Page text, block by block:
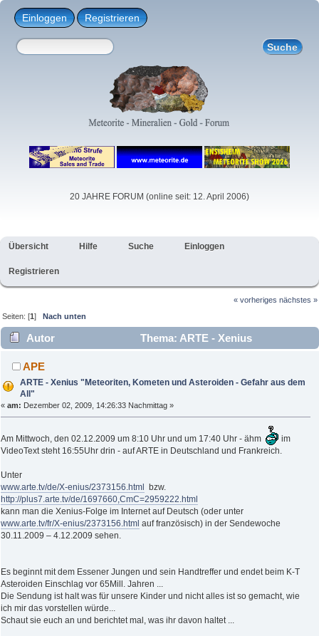
Einloggen Registrieren
20 JAHRE FORUM (online seit: 12. April 2006)
Übersicht Hilfe Suche Einloggen
Registrieren
« vorheriges nächstes »
Seiten: [1]Nach unten
Autor
Thema: ARTE - Xenius
"Meteoriten, Kometen und Asteroiden - Gefahr aus dem All"
(Gelesen 3903 mal)
APE
ARTE - Xenius "Meteoriten, Kometen und Asteroiden - Gefahr aus dem
All"
« am: Dezember 02, 2009, 14:26:33 Nachmittag »
Am Mittwoch, den 02.12.2009 um 8:10 Uhr und um 17:40 Uhr - ähm
im
VideoText steht 16:55Uhr drin - auf ARTE in Deutschland und Frankreich.
Unter
www.arte.tv/de/X-enius/2373156.html
bzw.
http://plus7.arte.tv/de/1697660,CmC=2959222.html
kann man die Xenius-Folge im Internet auf Deutsch (oder unter
www.arte.tv/fr/X-enius/2373156.html auf französisch) in der Sendewoche
30.11.2009 – 4.12.2009 sehen.
Es beginnt mit dem Essener Jungen und sein Handtreffer und endet beim K-T
Asteroiden Einschlag vor 65Mill. Jahren ...
Die Sendung ist halt was für unsere Kinder und nicht alles ist so gemacht, wie
ich mir das vorstellen würde...
Schaut sie euch an und berichtet mal, was ihr davon haltet ...